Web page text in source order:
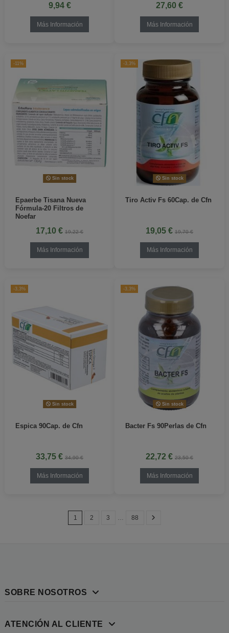
9,94 €
Más Información
27,60 €
Más Información
-11%
Sin stock
Epaerbe Tisana Nueva
Fórmula-20 Filtros de
Noefar
17,10 € 19,22 €
Más Información
-3,3%
Sin stock
Tiro Activ Fs 60Cap. de Cfn
19,05 € 19,70 €
Más Información
-3,3%
Sin stock
Espica 90Cap. de Cfn
33,75 € 34,90 €
Más Información
-3,3%
Sin stock
Bacter Fs 90Perlas de Cfn
22,72 € 23,50 €
Más Información
1 2 3 88
SOBRE NOSOTROS
ATENCIÓN AL CLIENTE